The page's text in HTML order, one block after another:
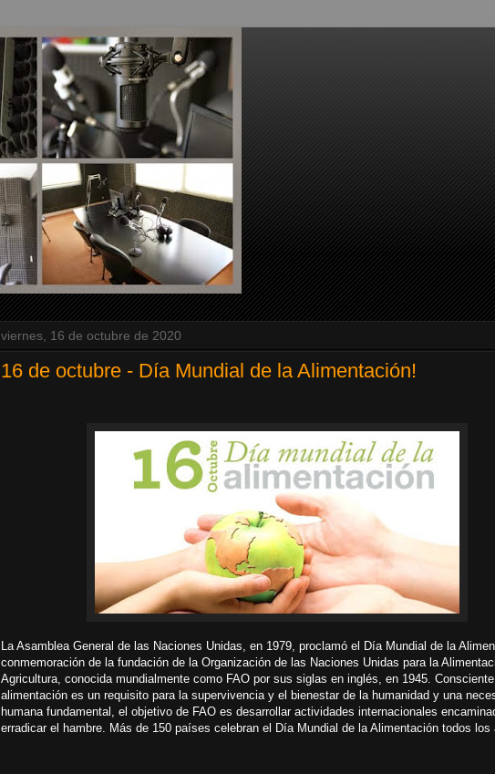
viernes, 16 de octubre de 2020
16 de octubre - Día Mundial de la Alimentación!
La Asamblea General de las Naciones Unidas, en 1979, proclamó el Día Mundial de la
conmemoración de la fundación de la Organización de las Naciones Unidas para la
Agricultura, conocida mundialmente como FAO por sus siglas en inglés, en 1945.
alimentación es un requisito para la supervivencia y el bienestar de la humanidad y una
humana fundamental, el objetivo de FAO es desarrollar actividades internacionales
erradicar el hambre. Más de 150 países celebran el Día Mundial de la Alimentación todos los